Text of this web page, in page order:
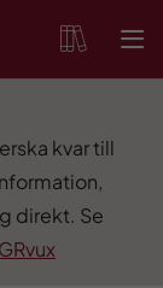
kvar till
direkt. Se